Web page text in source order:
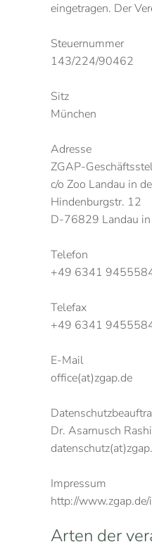
eingetragen. Der
Steuernummer
143/224/90462
Sitz
München
Adresse
ZGAP-
c/o Zoo Landau in
Hindenburgstr. 12
D-76829 Landau in
Telefon
+49 6341
Telefax
+49 6341
E-Mail
office(at)zgap.de
Dr. Asarnusch
Impressum
http://
Arten der